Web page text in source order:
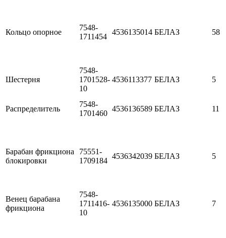
Кольцо опорное
7548-
1711454
4536135014 БЕЛАЗ 58
Шестерня
7548-
1701528-
10
4536113377 БЕЛАЗ 5
Распределитель
7548-
1701460
4536136589 БЕЛАЗ 11
Барабан фрикциона
блокировки
75551-
1709184
4536342039 БЕЛАЗ 5
Венец барабана
фрикциона
7548-
1711416-
10
4536135000 БЕЛАЗ 7